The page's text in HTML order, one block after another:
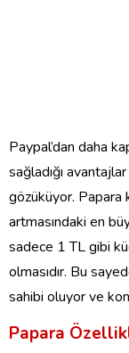
Paypal’dan daha
sağladığı
gözüküyor. Papara
artmasındaki en
sadece 1 TL gibi
olmasıdır. Bu
sahibi oluyor ve
Papara